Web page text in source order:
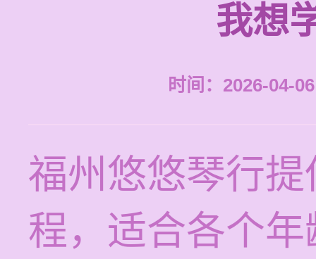
我想
时间：2026-04-
福州悠悠琴行
程，适合各个